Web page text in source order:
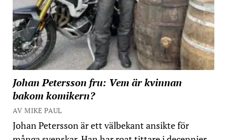
Johan Petersson fru: Vem är kvinnan
bakom komikern?
AV MIKE PAUL
Johan Petersson är ett välbekant ansikte för